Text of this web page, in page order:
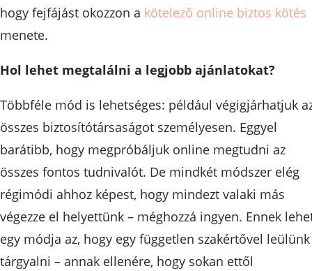
hogy fejfájást okozzon a kötelező online biztos kötés
menete.
Hol lehet megtalálni a legjobb ajánlatokat?
Többféle mód is lehetséges: például végigjárhatjuk
összes biztosítótársaságot személyesen. Eggyel
barátibb, hogy megpróbáljuk online megtudni az
összes fontos tudnivalót. De mindkét módszer elég
régimódi ahhoz képest, hogy mindezt valaki más
végezze el helyettünk – méghozzá ingyen. Ennek
egy módja az, hogy egy független szakértővel leülünk
tárgyalni – annak ellenére, hogy sokan ettől